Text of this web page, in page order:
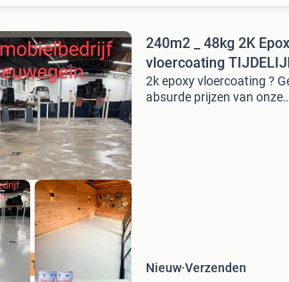
KORTING -25%
240m2 _ 48kg 2K
vloercoating
2k epoxy vloercoating ?
absurde prijzen van onze
Nieuw Verzenden